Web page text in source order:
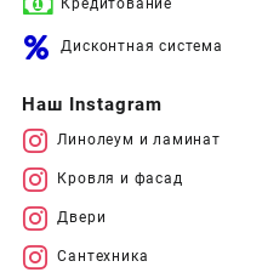
Кредитование
Дисконтная система
Наш Instagram
Линолеум и ламинат
Кровля и фасад
Двери
Сантехника